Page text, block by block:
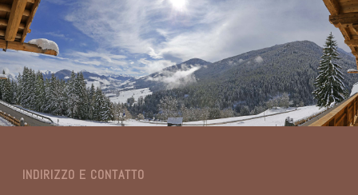
INDIRIZZO E CONTATTO